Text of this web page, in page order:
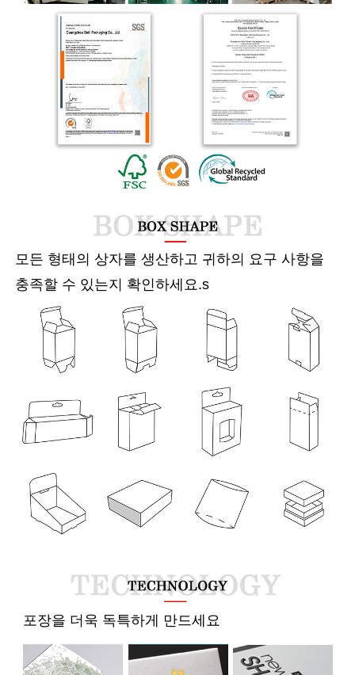
모든 형태의 상자를 생산하고 귀하의 요구 사항을
충족할 수 있는지 확인하세요.s
  포장을 더욱 독특하게 만드세요